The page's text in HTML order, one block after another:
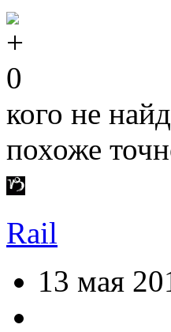
0
кого не
похоже
Rail
13 мая